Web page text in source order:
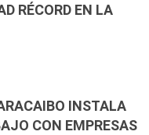
RÉCORD EN LA
INSTALA
CON EMPRESAS